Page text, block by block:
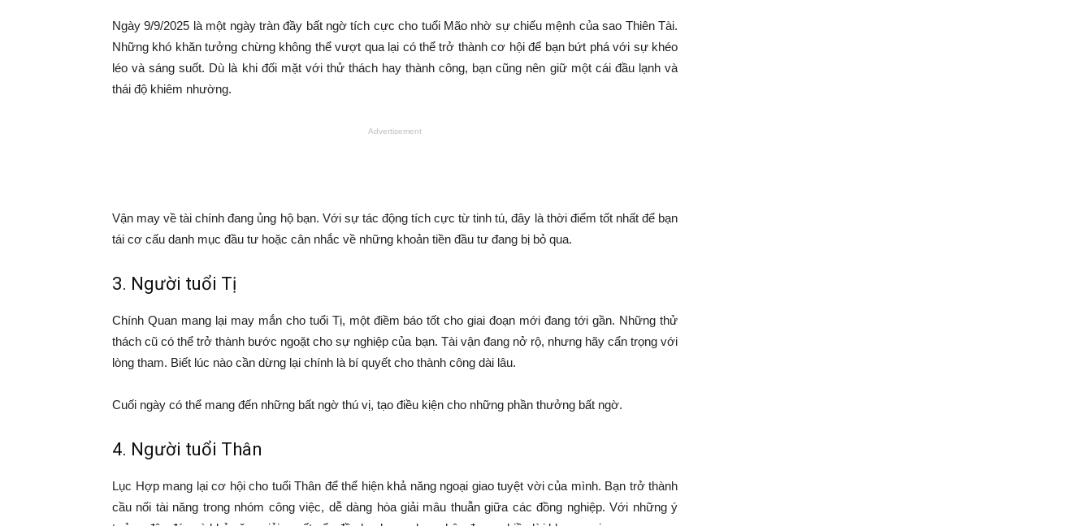
Ngày 9/9/2025 là một ngày tràn đầy bất ngờ tích cực cho tuổi Mão nhờ sự chiếu mệnh của sao Thiên Tài.
Những khó khăn tưởng chừng không thể vượt qua lại có thể trở thành cơ hội để bạn bứt phá với sự khéo
léo và sáng suốt. Dù là khi đối mặt với thử thách hay thành công, bạn cũng nên giữ một cái đầu lạnh và
thái độ khiêm nhường.
Advertisement
Vận may về tài chính đang ủng hộ bạn. Với sự tác động tích cực từ tinh tú, đây là thời điểm tốt nhất để bạn
tái cơ cấu danh mục đầu tư hoặc cân nhắc về những khoản tiền đầu tư đang bị bỏ qua.
3. Người tuổi Tị
Chính Quan mang lại may mắn cho tuổi Tị, một điềm báo tốt cho giai đoạn mới đang tới gần. Những thử
thách cũ có thể trở thành bước ngoặt cho sự nghiệp của bạn. Tài vận đang nở rộ, nhưng hãy cẩn trọng với
lòng tham. Biết lúc nào cần dừng lại chính là bí quyết cho thành công dài lâu.
Cuối ngày có thể mang đến những bất ngờ thú vị, tạo điều kiện cho những phần thưởng bất ngờ.
4. Người tuổi Thân
Lục Hợp mang lại cơ hội cho tuổi Thân để thể hiện khả năng ngoại giao tuyệt vời của mình. Bạn trở thành
cầu nối tài năng trong nhóm công việc, dễ dàng hòa giải mâu thuẫn giữa các đồng nghiệp. Với những ý